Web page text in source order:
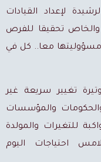
لإعداد القيادات
والخاص تحقيقا للفرص
2040 التي نحمل مسؤوليتها معا.. كل في
تغيير سريعة غير
والمؤسسات
للتغيرات والمولدة
احتياجات اليوم